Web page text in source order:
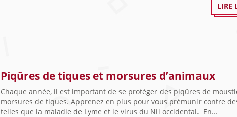
LIRE
Piqûres de tiques et morsures d’animaux
Chaque année, il est important de se protéger des piqûres de
morsures de tiques. Apprenez en plus pour vous prémunir contre
telles que la maladie de Lyme et le virus du Nil occidental. En...